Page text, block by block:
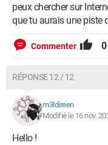
peux chercher sur
que tu aurais une piste
Commenter 0
RÉPONSE 12 / 12
m3ldireen
Modifié le 16 nov.
Hello !